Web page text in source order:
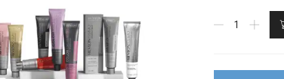
Colorsmetique